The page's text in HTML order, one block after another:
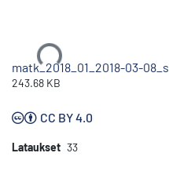
matk_2018_01_2018-03-
243.68 KB
CC BY 4.0
Lataukset 33